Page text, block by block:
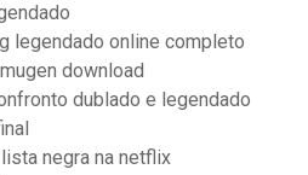
legendado online completo
download
dublado e legendado
negra na netflix